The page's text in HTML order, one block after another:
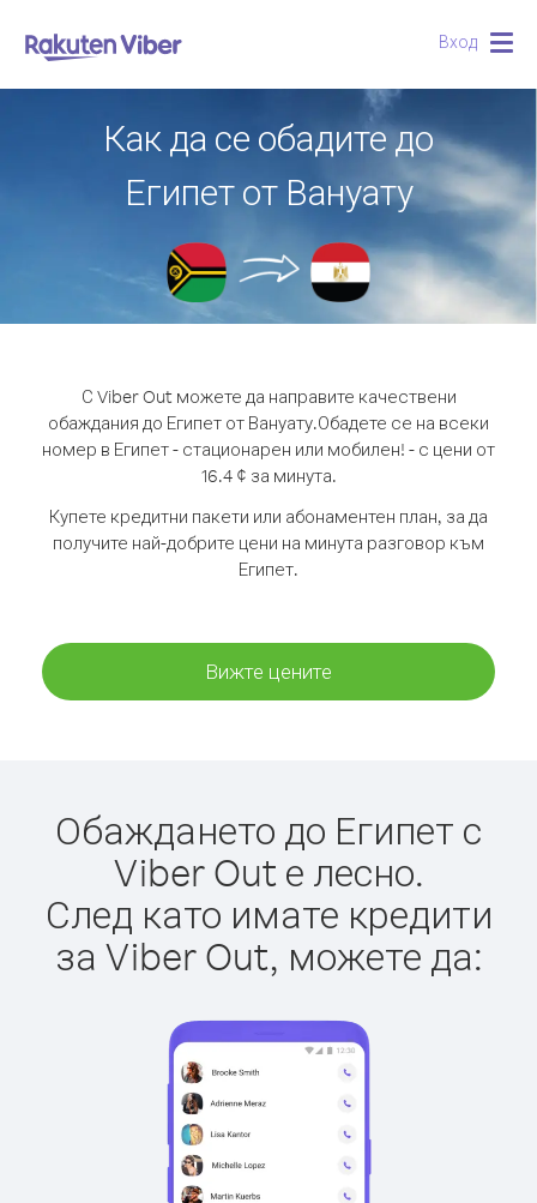
Вход
Как да се обадите до
Египет от Вануату
С Viber Out можете да направите качествени
обаждания до Египет от Вануату.Обадете се на всеки
номер в Египет - стационарен или мобилен! - с цени от
16.4 ¢ за минута.
Купете кредитни пакети или абонаментен план, за да
получите най-добрите цени на минута разговор към
Египет.
Вижте цените
Обаждането до Египет с
Viber Out е лесно.
След като имате кредити
за Viber Out, можете да: